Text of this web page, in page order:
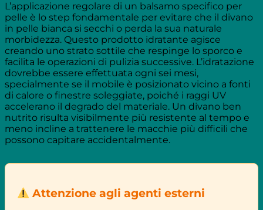
L’applicazione regolare di un balsamo specifico per
pelle è lo step fondamentale per evitare che il divano
in pelle bianca si secchi o perda la sua naturale
morbidezza. Questo prodotto idratante agisce
creando uno strato sottile che respinge lo sporco e
facilita le operazioni di pulizia successive. L’idratazione
dovrebbe essere effettuata ogni sei mesi,
specialmente se il mobile è posizionato vicino a fonti
di calore o finestre soleggiate, poiché i raggi UV
accelerano il degrado del materiale. Un divano ben
nutrito risulta visibilmente più resistente al tempo e
meno incline a trattenere le macchie più difficili che
possono capitare accidentalmente.
Attenzione agli agenti esterni